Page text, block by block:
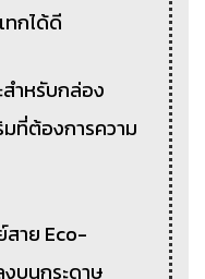
กได้ดี
สำหรับกล่อง
มที่ต้องการความ
สาย Eco-
บนกระดาษ